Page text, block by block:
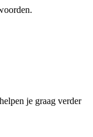
je graag verder